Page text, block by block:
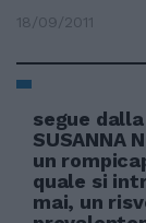
18/09/2011
segue
SUSANNA
un
quale si
mai, un